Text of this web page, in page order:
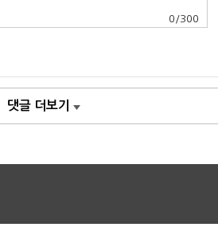
0 /300
댓글 더보기